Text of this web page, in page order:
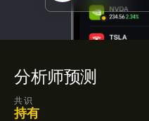
分析师预测
共识
持有